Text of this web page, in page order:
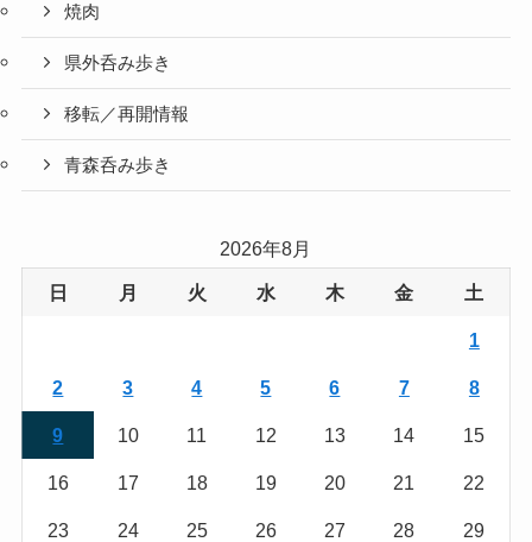
焼肉
県外呑み歩き
移転／再開情報
青森呑み歩き
2026年8月
日 月 火 水 木 金 土
1
2 3 4 5 6 7 8
9 10 11 12 13 14 15
16 17 18 19 20 21 22
23 24 25 26 27 28 29